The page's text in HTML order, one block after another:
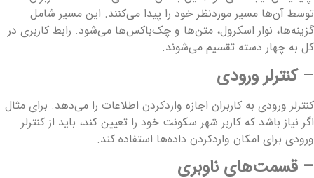
توسط آن‌ها مسیر موردنظر خود را پیدا می‌کنند. این مسیر شامل
گزینه‌ها، نوار اسکرول، متن‌ها و چک‌باکس‌ها می‌شود. رابط کاربری در
کل به چهار دسته تقسیم می‌شوند.
– کنترلر‌ ورودی
کنترلر ورودی به کاربران اجازه واردکردن اطلاعات را می‌دهد. برای مثال
اگر نیاز باشد که کاربر شهر سکونت خود را تعیین کند، باید از کنترلر
ورودی برای امکان واردکردن داده‌ها استفاده کند.
– قسمت‌های ناوبری